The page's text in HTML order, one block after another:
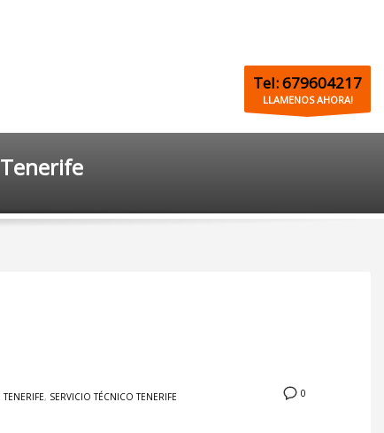
Tel: 679604217
LLAMENOS AHORA!
0
, SERVICIO TÉCNICO TENERIFE